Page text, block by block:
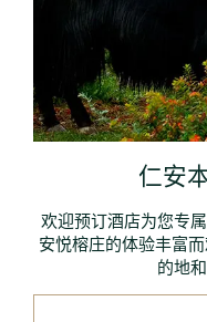
仁安
欢迎预订酒店为您专
安悦榕庄的体验丰富
的地